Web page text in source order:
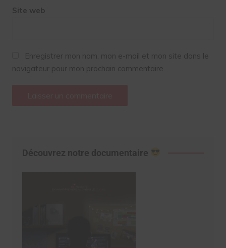
Site web
Enregistrer mon nom, mon e-mail et mon site dans le
navigateur pour mon prochain commentaire.
Découvrez notre documentaire